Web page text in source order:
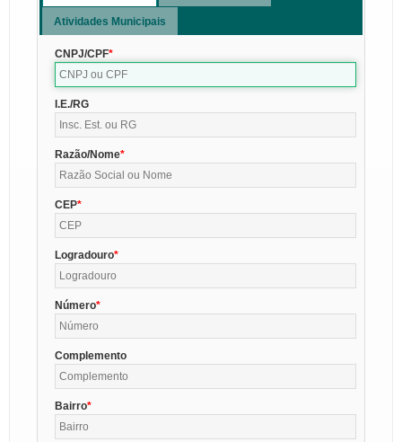
Atividades Municipais
CNPJ/CPF
I.E./RG
Razão/Nome
CEP
Logradouro
Número
Complemento
Bairro